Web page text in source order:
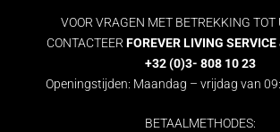
VOOR VRAGEN MET BETREKKING TOT
CONTACTEERFOREVER LIVING
+32 (0)3- 808 10 23
Openingstijden: Maandag – vrijdag van
BETAALMETHODES: